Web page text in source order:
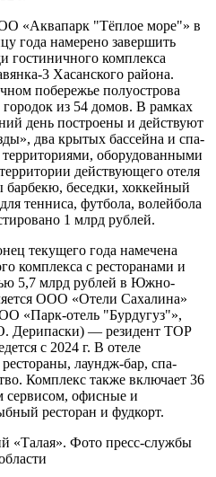
«Аквапарк "Тёплое море"» в
года намерено завершить
гостиничного комплекса
3 Хасанского района.
побережье полуострова
из 54 домов. В рамках
день построены и действуют
два крытых бассейна и спа-
оборудованными
действующего отеля
беседки, хоккейный
тенниса, футбола, волейбола
1 млрд рублей.
текущего года намечена
комплекса с ресторанами и
5,7 млрд рублей в Южно-
ООО «Отели Сахалина»
«Парк-отель "Бурдугуз"»,
Дерипаски) — резидент ТОР
с 2024 г. В отеле
лаундж-бар, спа-
Комплекс также включает 36
сервисом, офисные и
ресторан и фудкорт.
«Талая». Фото пресс-службы